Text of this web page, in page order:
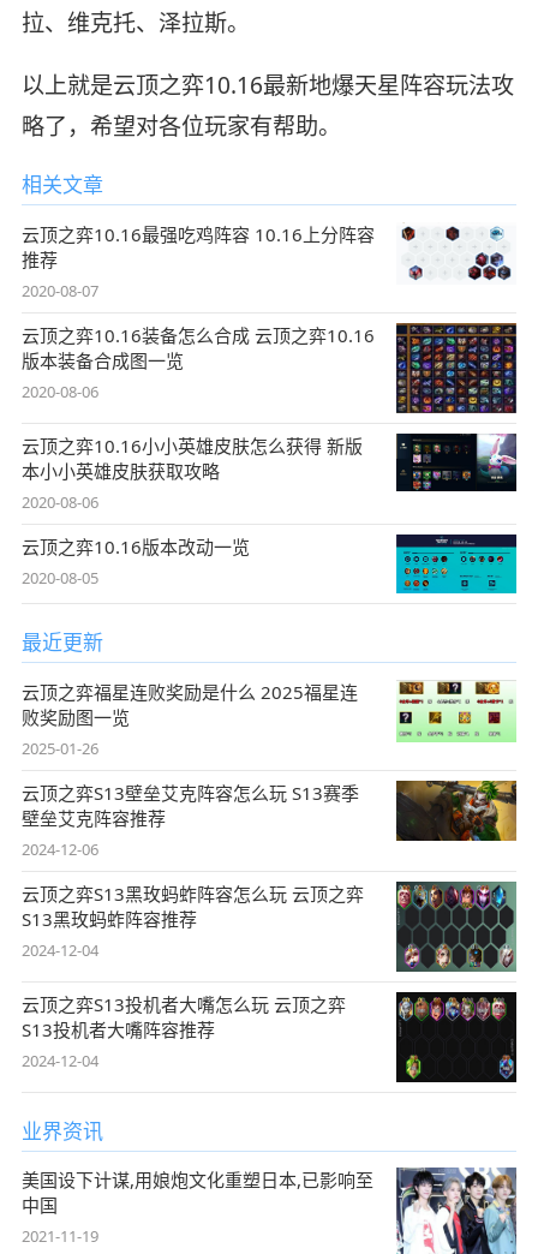
拉、维克托、泽拉斯。
以上就是云顶之弈10.16最新地爆天星阵容玩法攻
略了，希望对各位玩家有帮助。
相关文章
云顶之弈10.16最强吃鸡阵容 10.16上分阵容
推荐
2020-08-07
云顶之弈10.16装备怎么合成 云顶之弈10.16
版本装备合成图一览
2020-08-06
云顶之弈10.16小小英雄皮肤怎么获得 新版
本小小英雄皮肤获取攻略
2020-08-06
云顶之弈10.16版本改动一览
2020-08-05
最近更新
云顶之弈福星连败奖励是什么 2025福星连
败奖励图一览
2025-01-26
云顶之弈S13壁垒艾克阵容怎么玩 S13赛季
壁垒艾克阵容推荐
2024-12-06
云顶之弈S13黑玫蚂蚱阵容怎么玩 云顶之弈
S13黑玫蚂蚱阵容推荐
2024-12-04
云顶之弈S13投机者大嘴怎么玩 云顶之弈
S13投机者大嘴阵容推荐
2024-12-04
业界资讯
美国设下计谋,用娘炮文化重塑日本,已影响至
中国
2021-11-19